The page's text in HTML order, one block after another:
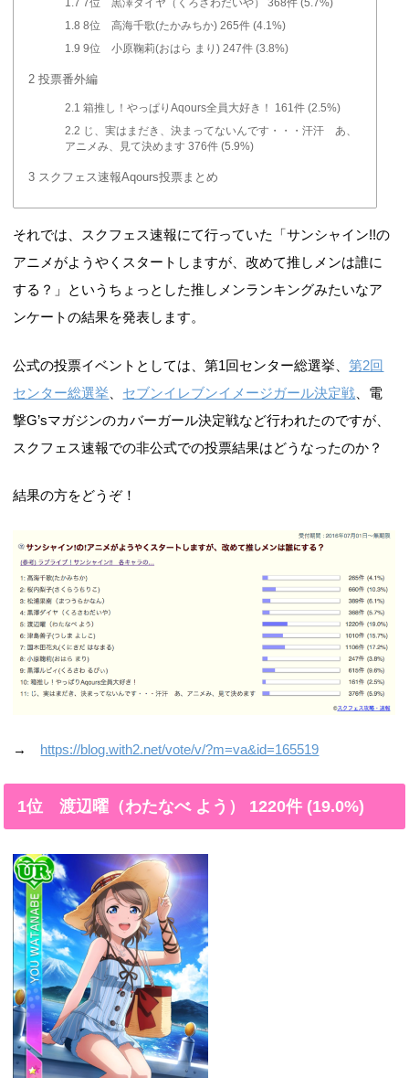
1.7 7位 黒澤ダイヤ（くろさわだいや） 368件 (5.7%)
1.8 8位 高海千歌(たかみちか) 265件 (4.1%)
1.9 9位 小原鞠莉(おはら まり) 247件 (3.8%)
2 投票番外編
2.1 箱推し！やっぱりAqours全員大好き！ 161件 (2.5%)
2.2 じ、実はまだき、決まってないんです・・・汗汗 あ、
アニメみ、見て決めます 376件 (5.9%)
3 スクフェス速報Aqours投票まとめ
それでは、スクフェス速報にて行っていた「サンシャイン!!の
アニメがようやくスタートしますが、改めて推しメンは誰に
する？」というちょっとした推しメンランキングみたいなア
ンケートの結果を発表します。
公式の投票イベントとしては、第1回センター総選挙、第2回
センター総選挙
セブンイレブンイメージガール決定戦 、電
撃G’sマガジンのカバーガール決定戦など行われたのですが、
スクフェス速報での非公式での投票結果はどうなったのか？
結果の方をどうぞ！
→ https://blog.with2.net/vote/v/?m=va&id=165519
1位 渡辺曜（わたなべ よう） 1220件 (19.0%)